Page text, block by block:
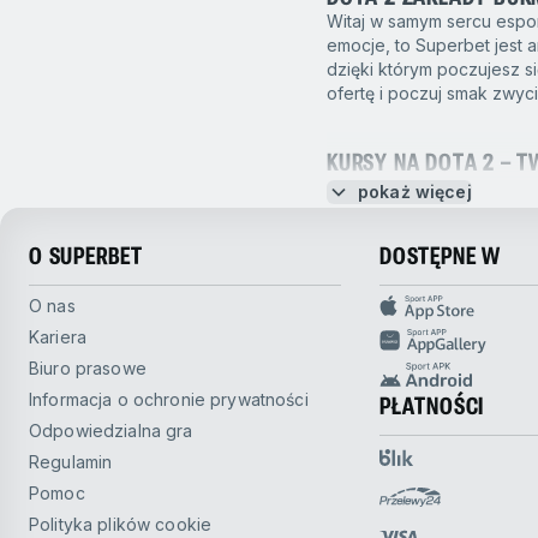
Siatkówka plażowa
Snooker
Sporty motorowe
Szachy
Witaj w samym sercu
emocje, to Superbet jest
dzięki którym poczujesz
ofertę i poczuj smak
KURSY NA DOTA 2 –
W Superbet doskonale
formę drużyn, ostatnie
prawdziwy potencjał na
OBSTAWIANIE DOTA
Zapomnij o nudzie! W
oferta jest szeroka jak
Najpopularniejsze
Zwycięzca meczu:
pokaż więcej
O SUPERBET
O nas
Kariera
Biuro prasowe
Informacja o ochronie prywatności
Odpowiedzialna gra
Regulamin
Pomoc
Polityka plików cookie
DOSTĘPNE W
PŁATNOŚCI